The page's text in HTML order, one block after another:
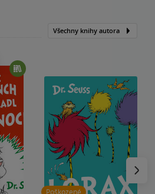
Všechny knihy autora
Poškozené